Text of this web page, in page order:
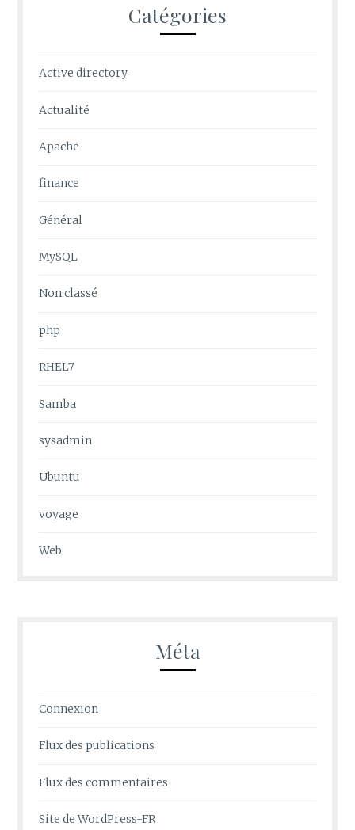
Catégories
Active directory
Actualité
Apache
finance
Général
MySQL
Non classé
php
RHEL7
Samba
sysadmin
Ubuntu
voyage
Web
Méta
Connexion
Flux des publications
Flux des commentaires
Site de WordPress-FR